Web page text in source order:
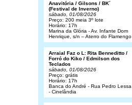
Anavitória / Gilsons / BK´
(Festival de Inverno)
sábado, 01/08/2026
Preço: 200 meia 3º lote
Horário: 17h
Marina da Glória - Av. Infante Dom
Henrique, s/n – Aterro do Flamengo
Arraial Faz o L: Rita Benneditto /
Forró do Kiko / Edmilson dos
Teclados
sábado, 01/08/2026
Preço: grátis
Horário: 17h
Banca do André - Rua Pedro Lessa
- Cinelândia